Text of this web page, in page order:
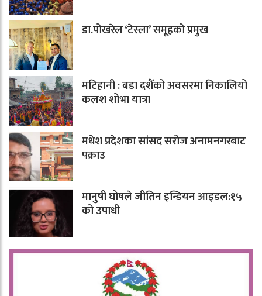
डा.पोखरेल ‘टेस्ला’ समूहको प्रमुख
मटिहानी : बडा दशैँको अवसरमा निकालियो
कलश शोभा यात्रा
मधेश प्रदेशका सांसद सरोज अनामनगरबाट
पक्राउ
मानुषी घोषले जीतिन इन्डियन आइडल:१५
को उपाधी